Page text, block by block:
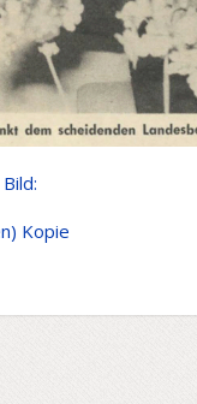
Kopie